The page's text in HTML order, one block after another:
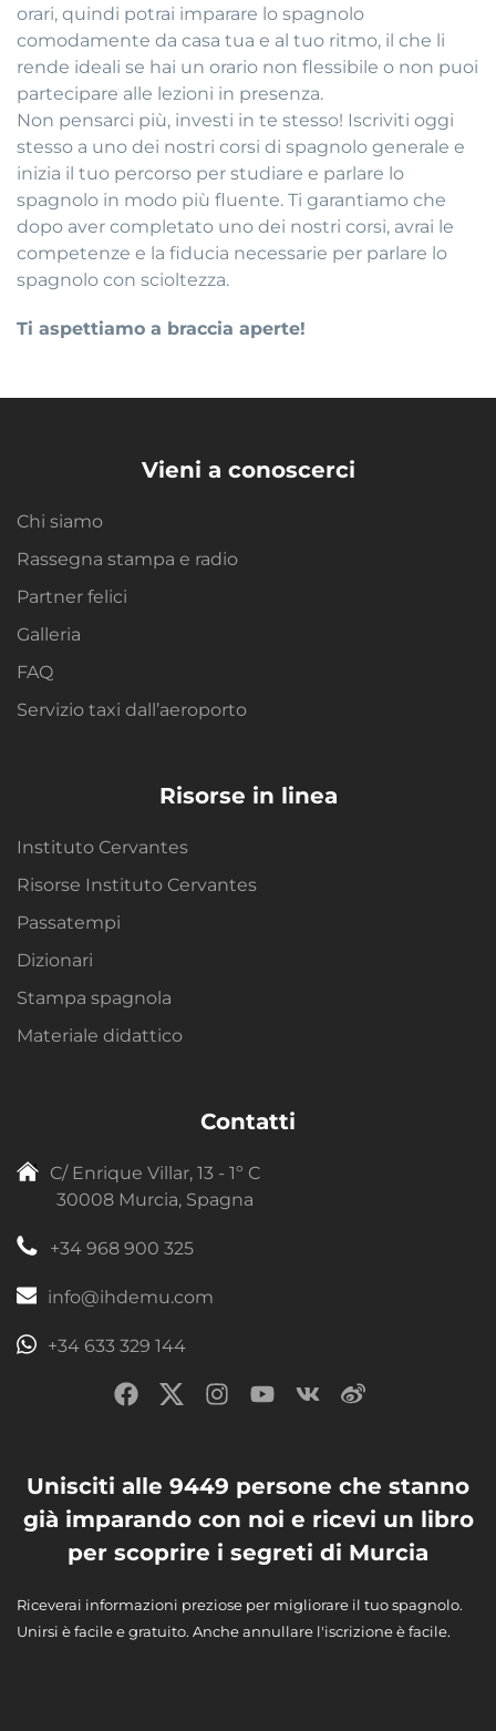
orari, quindi potrai imparare lo spagnolo
comodamente da casa tua e al tuo ritmo, il che li
rende ideali se hai un orario non flessibile o non puoi
partecipare alle lezioni in presenza.
Non pensarci più, investi in te stesso! Iscriviti oggi
stesso a uno dei nostri corsi di spagnolo generale e
inizia il tuo percorso per studiare e parlare lo
spagnolo in modo più fluente. Ti garantiamo che
dopo aver completato uno dei nostri corsi, avrai le
competenze e la fiducia necessarie per parlare lo
spagnolo con scioltezza.
Ti aspettiamo a braccia aperte!
Vieni a conoscerci
Chi siamo
Rassegna stampa e radio
Partner felici
Galleria
FAQ
Servizio taxi dall’aeroporto
Risorse in linea
Instituto Cervantes
Risorse Instituto Cervantes
Passatempi
Dizionari
Stampa spagnola
Materiale didattico
Contatti
C/ Enrique Villar, 13 - 1º C
30008 Murcia, Spagna
+34 968 900 325
info@ihdemu.com
+34 633 329 144
Unisciti alle 9449 persone che stanno
già imparando con noi e ricevi un libro
per scoprire i segreti di Murcia
Riceverai informazioni preziose per migliorare il tuo spagnolo.
Unirsi è facile e gratuito. Anche annullare l'iscrizione è facile.